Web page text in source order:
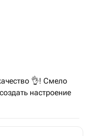
👌! Смело
настроение